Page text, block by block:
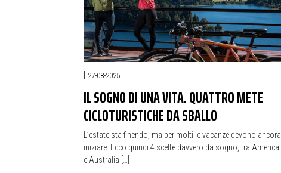
| 27-08-2025
IL SOGNO DI UNA VITA. QUATTRO METE
CICLOTURISTICHE DA SBALLO
L’estate sta finendo, ma per molti le vacanze devono ancora
iniziare. Ecco quindi 4 scelte davvero da sogno, tra America
e Australia […]